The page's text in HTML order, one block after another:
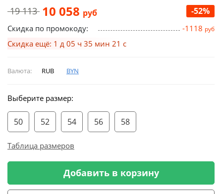
19 113 10 058 руб -52%
Скидка по промокоду: -1118 руб
Скидка ещё: 1 д 05 ч 35 мин 21 с
Валюта: RUB BYN
Выберите размер:
50 52 54 56 58
Таблица размеров
Добавить в корзину